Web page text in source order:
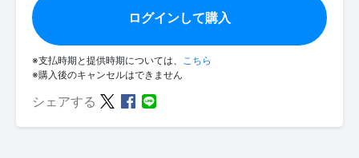
ログインして購入
※支払時期と提供時期については、
こちら
※購入後のキャンセルはできません
シェアする